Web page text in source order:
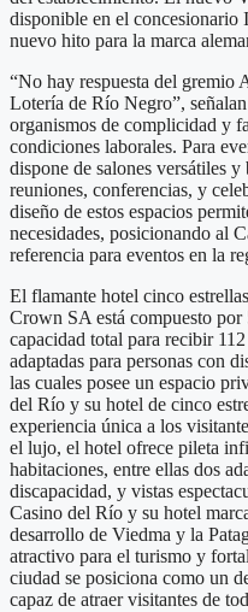
disponible en el concesionario
nuevo hito para la marca
“No hay respuesta del
Lotería de Río Negro”,
organismos de complicidad y
condiciones laborales. Para
dispone de salones versátiles
reuniones, conferencias, y
diseño de estos espacios
necesidades, posicionando al
referencia para eventos en la
El flamante hotel cinco
Crown SA está compuesto
capacidad total para recibir
adaptadas para personas con
las cuales posee un espacio
del Río y su hotel de cinco
experiencia única a los
el lujo, el hotel ofrece pileta
habitaciones, entre ellas dos
discapacidad, y vistas
Casino del Río y su hotel
desarrollo de Viedma y la
atractivo para el turismo y
ciudad se posiciona como un
capaz de atraer visitantes de